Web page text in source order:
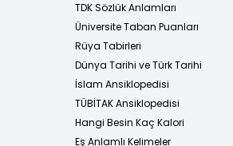
TDK Sözlük Anlamları
Üniversite Taban Puanları
Rüya Tabirleri
Dünya Tarihi ve Türk Tarihi
İslam Ansiklopedisi
TÜBİTAK Ansiklopedisi
Hangi Besin Kaç Kalori
Eş Anlamlı Kelimeler